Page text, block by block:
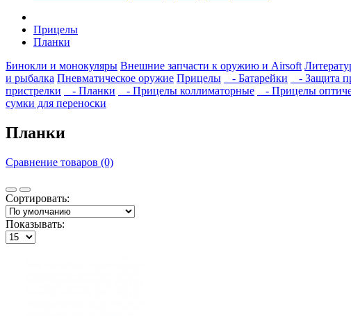
Прицелы
Планки
Бинокли и монокуляры Внешние запчасти к оружию и Airsoft
и рыбалка Пневматическое оружие Прицелы - Батарейки - Защита
пристрелки
- Планки - Прицелы коллиматорные - Прицелы
сумки для переноски
Планки
Сравнение товаров (0)
Сортировать:
Показывать: